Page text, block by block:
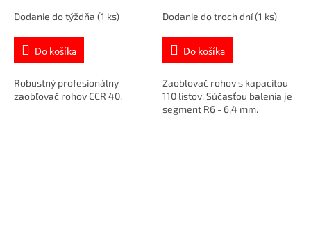
Dodanie do týždňa (1 ks)
Do košíka
Robustný profesionálny
zaobľovač rohov CCR 40.
Dodanie do troch dní(1 ks)
Do košíka
Zaoblovač rohov s kapacitou
110 listov. Súčasťou balenia je
segment R6 - 6,4 mm.